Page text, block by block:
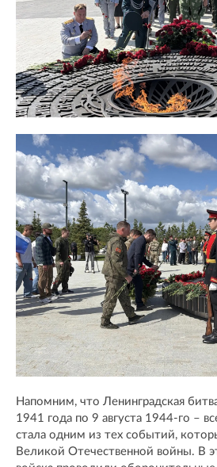
Напомним, что Ленинградская
1941 года по 9 августа 1944-го –
стала одним из тех событий,
Великой Отечественной войны. В